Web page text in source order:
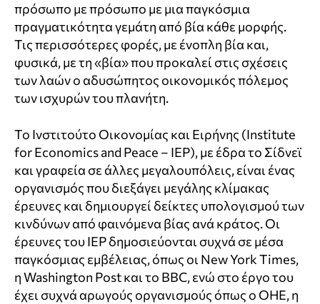
πρόσωπο με πρόσωπο με μια παγκόσμια
πραγματικότητα γεμάτη από βία κάθε μορφής.
Τις περισσότερες φορές, με ένοπλη βία και,
φυσικά, με τη «βία» που προκαλεί στις σχέσεις
των λαών ο αδυσώπητος οικονομικός πόλεμος
των ισχυρών του πλανήτη.
Το Ινστιτούτο Οικονομίας και Ειρήνης (Institute
for Economics and Peace – IEP), με έδρα το Σίδνεϊ
και γραφεία σε άλλες μεγαλουπόλεις, είναι ένας
οργανισμός που διεξάγει μεγάλης κλίμακας
έρευνες και δημιουργεί δείκτες υπολογισμού των
κινδύνων από φαινόμενα βίας ανά κράτος. Οι
έρευνες του IEP δημοσιεύονται συχνά σε μέσα
παγκόσμιας εμβέλειας, όπως οι New York Times,
η Washington Post και το BBC, ενώ στο έργο του
έχει συχνά αρωγούς οργανισμούς όπως ο ΟΗΕ, η